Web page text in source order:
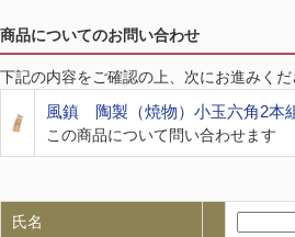
商品についてのお問い合わせ
下記の内容をご確認の上、次にお進みくだ
風鎮 陶製（焼物）小玉六角2本
この商品について問い合わせます
氏名